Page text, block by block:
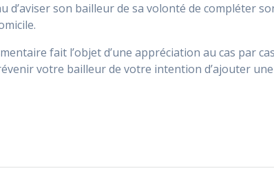
son bailleur de sa volonté de compléter
fait l’objet d’une appréciation au cas par cas
votre bailleur de votre intention d’ajouter une